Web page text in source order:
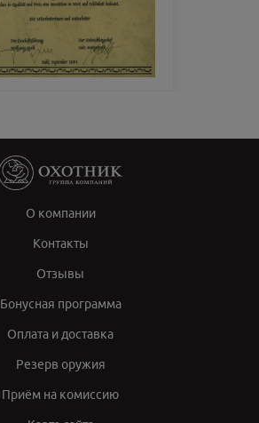
О компании
Контакты
Отзывы
Бонусная программа
Оплата и доставка
Резерв оружия
Приём на комиссию